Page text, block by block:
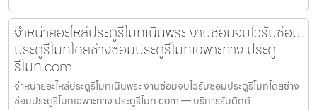
จำหน่ายอะไหล่ประตูรีโมทเนินพระ งานซ่อมจบไวรับซ่อม
ประตูรีโมทโดยช่างซ่อมประตูรีโมทเฉพาะทาง ประตู
รีโมท.com
จำหน่ายอะไหล่ประตูรีโมทเนินพระ งานซ่อมจบไวรับซ่อมประตูรีโมทโดยช่าง
ซ่อมประตูรีโมทเฉพาะทาง ประตูรีโมท.com — บริการรับติดตั